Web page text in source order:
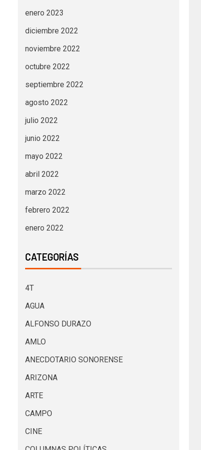
enero 2023
diciembre 2022
noviembre 2022
octubre 2022
septiembre 2022
agosto 2022
julio 2022
junio 2022
mayo 2022
abril 2022
marzo 2022
febrero 2022
enero 2022
CATEGORÍAS
4T
AGUA
ALFONSO DURAZO
AMLO
ANECDOTARIO SONORENSE
ARIZONA
ARTE
CAMPO
CINE